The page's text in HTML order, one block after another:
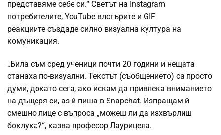
представяме себе си.“ Светът на Instagram
потребителите, YouTube влогърите и GIF
реакциите създаде силно визуална култура на
комуникация.
„Била съм сред ученици почти 20 години и нещата
станаха по-визуални. Текстът (съобщението) са просто
думи, докато сега, ако искам да привлека вниманието
на дъщеря си, аз й пиша в Snapchat. Изпращам й
смешно лице с въпроса „можеш ли да изхвърлиш
боклука?“, казва професор Лаурицела.